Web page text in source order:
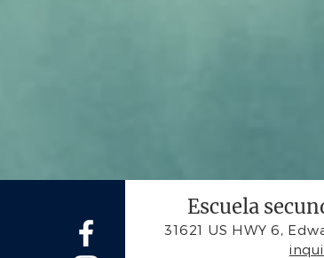
Escuela
31621 US HWY 6,